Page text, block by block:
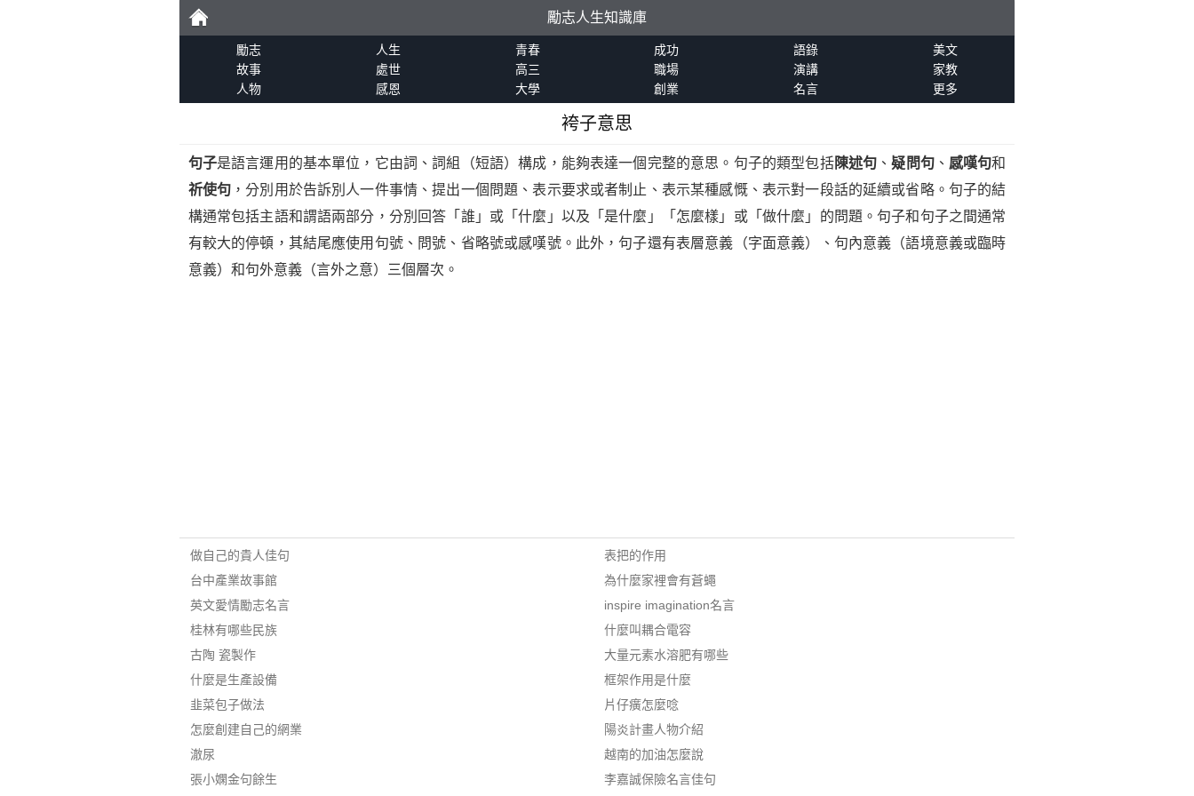
勵
勵志人生知識庫
勵志 人生 青春 成功 語錄
美文
故事
處世 高三 職場 演講
家教
人物
感恩 大學 創業 名言 更多
袴子意思
句子是語言運用的基本單位，它由詞、詞組（短語）構成，能夠表達一個完整的意思。句子的類型包括陳述句 、疑問句、 感嘆句和
祈使句 ，分別用於告訴別人一件事情、提出一個問題、表示要求或者制止、表示某種感慨、表示對一段話的延續或省略。句子的結
構通常包括主語和謂語兩部分，分別回答「誰」或「什麼」以及「是什麼」「怎麼樣」或「做什麼」的問題。句子和句子之間通常
有較大的停頓，其結尾應使用句號、問號、省略號或感嘆號。此外，句子還有表層意義（字面意義）、句內意義（語境意義或臨時
意義）和句外意義（言外之意）三個層次。
做自己的貴人佳句
台中產業故事館
英文愛情勵志名言
桂林有哪些民族
古陶 瓷製作
什麼是生產設備
韭菜包子做法
怎麼創建自己的網業
澈尿
張小嫻金句餘生
表把的作用
為什麼家裡會有蒼蠅
inspire imagination名言
什麼叫耦合電容
大量元素水溶肥有哪些
框架作用是什麼
片仔癀怎麼唸
陽炎計畫人物介紹
越南的加油怎麼說
李嘉誠保險名言佳句